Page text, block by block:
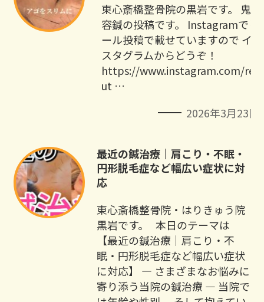
東心斎橋整骨院の黒岩です。 鬼美
容鍼の投稿です。 Instagramでリ
ール投稿で載せていますので イン
スタグラムからどうぞ！
https://www.instagram.com/
ut …
2026年3月23日
最近の鍼治療｜肩こり・不眠・
円形脱毛症など幅広い症状に対
応
東心斎橋整骨院・はりきゅう院
黒岩です。 本日のテーマは
【最近の鍼治療｜肩こり・不
眠・円形脱毛症など幅広い症状
に対応】 ― さまざまなお悩みに
寄り添う当院の鍼治療 ― 当院で